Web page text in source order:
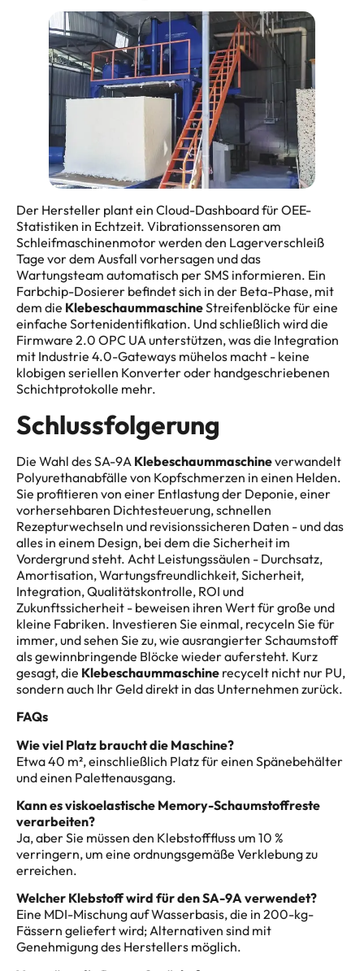
Der Hersteller plant ein Cloud-Dashboard für OEE-
Statistiken in Echtzeit. Vibrationssensoren am
Schleifmaschinenmotor werden den Lagerverschleiß
Tage vor dem Ausfall vorhersagen und das
Wartungsteam automatisch per SMS informieren. Ein
Farbchip-Dosierer befindet sich in der Beta-Phase, mit
dem die KlebeschaummaschineStreifenblöcke für eine
einfache Sortenidentifikation. Und schließlich wird die
Firmware 2.0 OPC UA unterstützen, was die Integration
mit Industrie 4.0-Gateways mühelos macht - keine
klobigen seriellen Konverter oder handgeschriebenen
Schichtprotokolle mehr.
Schlussfolgerung
Die Wahl des SA-9A Klebeschaummaschineverwandelt
Polyurethanabfälle von Kopfschmerzen in einen Helden.
Sie profitieren von einer Entlastung der Deponie, einer
vorhersehbaren Dichtesteuerung, schnellen
Rezepturwechseln und revisionssicheren Daten - und das
alles in einem Design, bei dem die Sicherheit im
Vordergrund steht. Acht Leistungssäulen - Durchsatz,
Amortisation, Wartungsfreundlichkeit, Sicherheit,
Integration, Qualitätskontrolle, ROI und
Zukunftssicherheit - beweisen ihren Wert für große und
kleine Fabriken. Investieren Sie einmal, recyceln Sie für
immer, und sehen Sie zu, wie ausrangierter Schaumstoff
als gewinnbringende Blöcke wieder aufersteht. Kurz
gesagt, die Klebeschaummaschine recycelt nicht nur PU,
sondern auch Ihr Geld direkt in das Unternehmen zurück.
FAQs
Wie viel Platz braucht die Maschine?
Etwa 40 m², einschließlich Platz für einen Spänebehälter
und einen Palettenausgang.
Kann es viskoelastische Memory-Schaumstoffreste
verarbeiten?
Ja, aber Sie müssen den Klebstofffluss um 10 %
verringern, um eine ordnungsgemäße Verklebung zu
erreichen.
Welcher Klebstoff wird für den SA-9A verwendet?
Eine MDI-Mischung auf Wasserbasis, die in 200-kg-
Fässern geliefert wird; Alternativen sind mit
Genehmigung des Herstellers möglich.